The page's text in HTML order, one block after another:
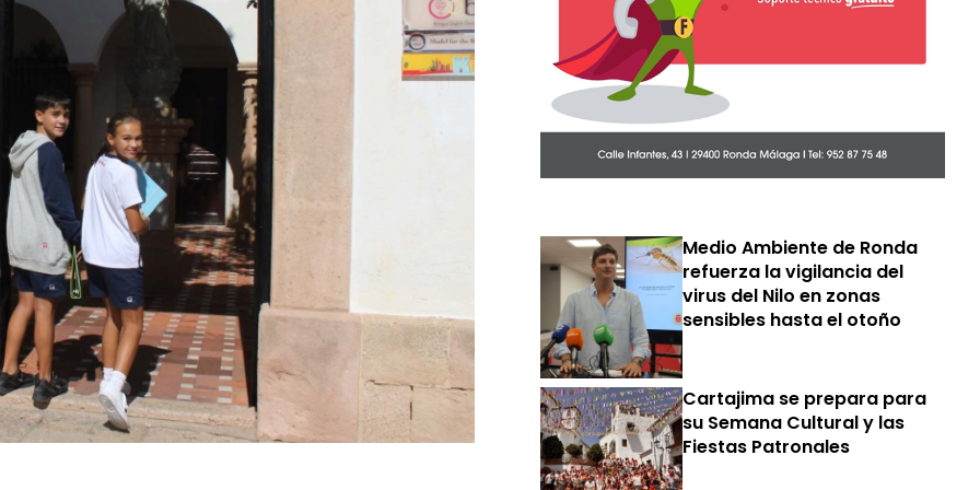
Medio Ambiente de Ronda
refuerza la vigilancia del
virus del Nilo en zonas
sensibles hasta el otoño
Cartajima se prepara para
su Semana Cultural y las
Fiestas Patronales